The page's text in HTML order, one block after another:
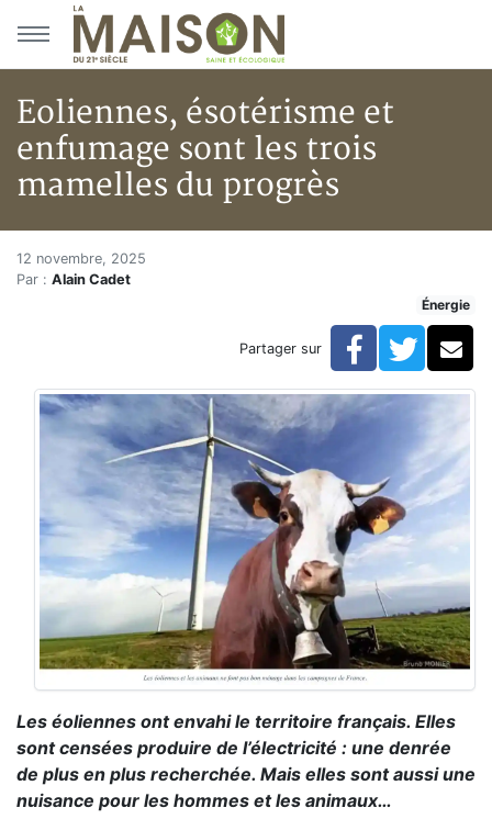
Aller au menu principal
Aller au contenu principal
Eoliennes, ésotérisme et
enfumage sont les trois
mamelles du progrès
Accueil
Articles
Eoliennes, ésotérisme et enfumage sont les trois
Eoliennes, ésotérisme et
12 novembre, 2025
Par : Alain Cadet
Énergie
Partager sur Facebook
Les éoliennes ont envahi le territoire français. Elles
sont censées produire de l’électricité : une denrée
de plus en plus recherchée. Mais elles sont aussi une
nuisance pour les hommes et les animaux…